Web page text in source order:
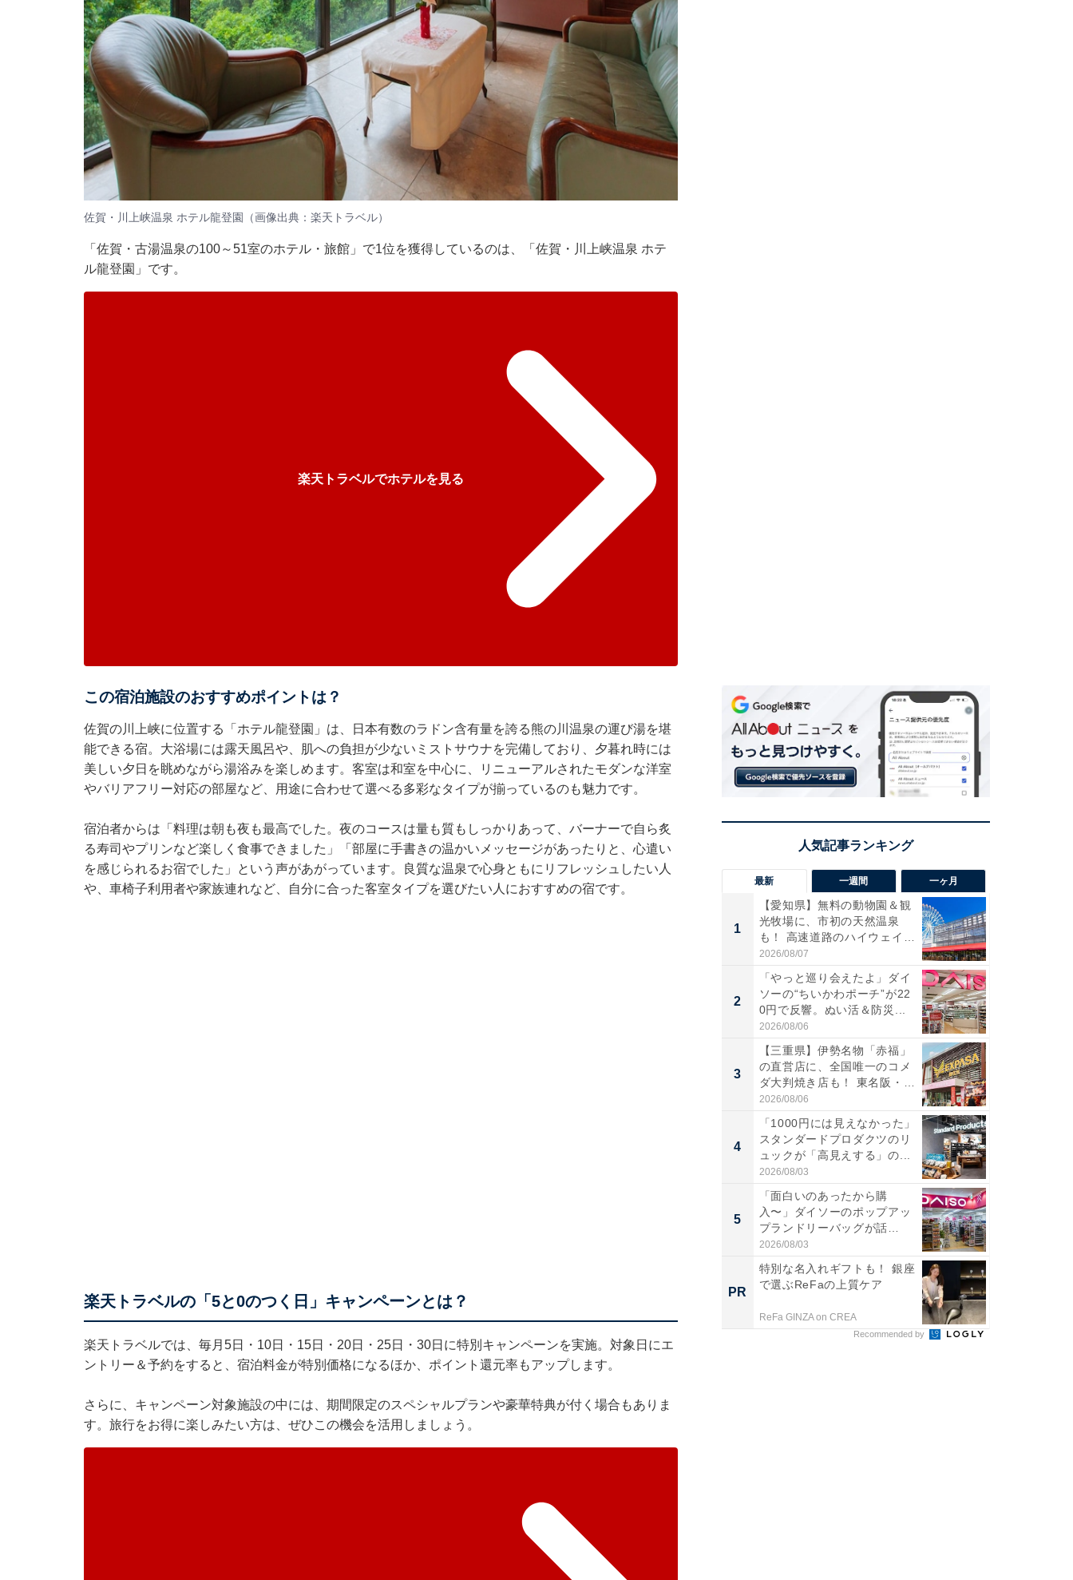
佐賀・川上峡温泉 ホテル龍登園（画像出典：楽天トラベル）
「佐賀・古湯温泉の100～51室のホテル・旅館」で1位を獲得しているのは、「佐賀・川上峡温泉 ホテ
ル龍登園」です。
楽天トラベルでホテルを見る
この宿泊施設のおすすめポイントは？
佐賀の川上峡に位置する「ホテル龍登園」は、日本有数のラドン含有量を誇る熊の川温泉の運び湯を堪
能できる宿。大浴場には露天風呂や、肌への負担が少ないミストサウナを完備しており、夕暮れ時には
美しい夕日を眺めながら湯浴みを楽しめます。客室は和室を中心に、リニューアルされたモダンな洋室
やバリアフリー対応の部屋など、用途に合わせて選べる多彩なタイプが揃っているのも魅力です。
宿泊者からは「料理は朝も夜も最高でした。夜のコースは量も質もしっかりあって、バーナーで自ら炙
る寿司やプリンなど楽しく食事できました」「部屋に手書きの温かいメッセージがあったりと、心遣い
を感じられるお宿でした」という声があがっています。良質な温泉で心身ともにリフレッシュしたい人
や、車椅子利用者や家族連れなど、自分に合った客室タイプを選びたい人におすすめの宿です。
楽天トラベルの「5と0のつく日」キャンペーンとは？
楽天トラベルでは、毎月5日・10日・15日・20日・25日・30日に特別キャンペーンを実施。対象日にエ
ントリー＆予約をすると、宿泊料金が特別価格になるほか、ポイント還元率もアップします。
さらに、キャンペーン対象施設の中には、期間限定のスペシャルプランや豪華特典が付く場合もありま
す。旅行をお得に楽しみたい方は、ぜひこの機会を活用しましょう。
最新 一週間 一ヶ月
1
【愛知県】無料の動物園＆観
光牧場に、市初の天然温泉
も！ 高速道路のハイウェイオ
ア...
2026/08/07
2
「やっと巡り会えたよ」ダイ
ソーの“ちいかわポーチ”が22
0円で反響。ぬい活＆防災...
2026/08/06
3
【三重県】伊勢名物「赤福」
の直営店に、全国唯一のコメ
ダ大判焼き店も！ 東名阪・
伊...
2026/08/06
4
「1000円には見えなかった」
スタンダードプロダクツのリ
ュックが「高見えする」の...
2026/08/03
5
「面白いのあったから購
入〜」ダイソーのポップアッ
プランドリーバッグが話
題。“さま...
2026/08/03
PR
特別な名入れギフトも！ 銀座
で選ぶReFaの上質ケア
ReFa GINZA on CREA
Recommended by